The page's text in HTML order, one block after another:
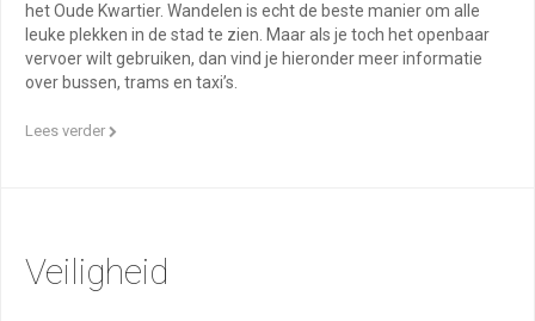
het Oude Kwartier. Wandelen is echt de beste manier om alle
leuke plekken in de stad te zien. Maar als je toch het openbaar
vervoer wilt gebruiken, dan vind je hieronder meer informatie
over bussen, trams en taxi’s.
Lees verder
Veiligheid